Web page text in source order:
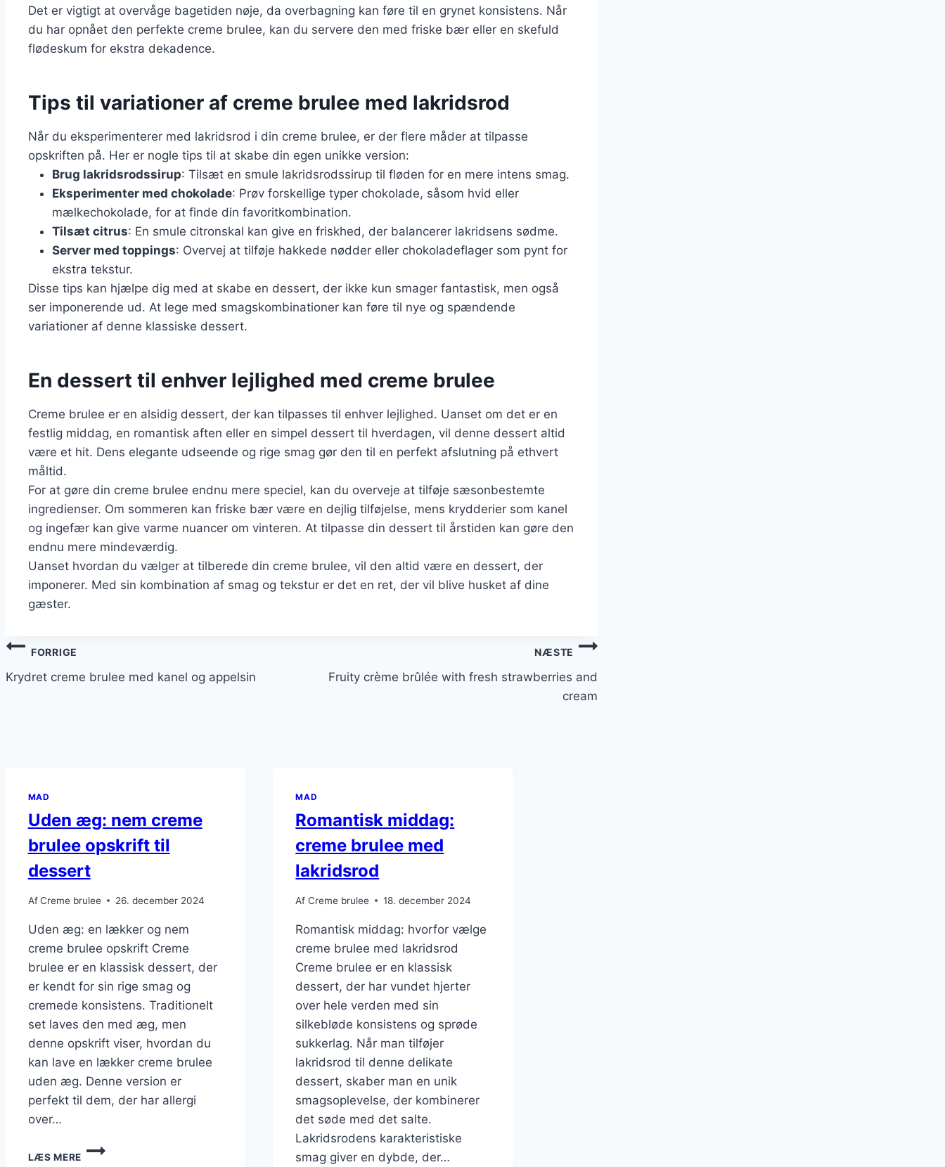
Det er vigtigt at overvåge bagetiden nøje, da overbagning kan føre til en grynet konsistens. Når
du har opnået den perfekte creme brulee, kan du servere den med friske bær eller en skefuld
flødeskum for ekstra dekadence.
Tips til variationer af creme brulee med lakridsrod
Når du eksperimenterer med lakridsrod i din creme brulee, er der flere måder at tilpasse
opskriften på. Her er nogle tips til at skabe din egen unikke version:
Brug lakridsrodssirup: Tilsæt en smule lakridsrodssirup til fløden for en mere intens smag.
Eksperimenter med chokolade: Prøv forskellige typer chokolade, såsom hvid eller
mælkechokolade, for at finde din favoritkombination.
Tilsæt citrus: En smule citronskal kan give en friskhed, der balancerer lakridsens sødme.
Server med toppings: Overvej at tilføje hakkede nødder eller chokoladeflager som pynt for
ekstra tekstur.
Disse tips kan hjælpe dig med at skabe en dessert, der ikke kun smager fantastisk, men også
ser imponerende ud. At lege med smagskombinationer kan føre til nye og spændende
variationer af denne klassiske dessert.
En dessert til enhver lejlighed med creme brulee
Creme brulee er en alsidig dessert, der kan tilpasses til enhver lejlighed. Uanset om det er en
festlig middag, en romantisk aften eller en simpel dessert til hverdagen, vil denne dessert altid
være et hit. Dens elegante udseende og rige smag gør den til en perfekt afslutning på ethvert
måltid.
For at gøre din creme brulee endnu mere speciel, kan du overveje at tilføje sæsonbestemte
ingredienser. Om sommeren kan friske bær være en dejlig tilføjelse, mens krydderier som kanel
og ingefær kan give varme nuancer om vinteren. At tilpasse din dessert til årstiden kan gøre den
endnu mere mindeværdig.
Uanset hvordan du vælger at tilberede din creme brulee, vil den altid være en dessert, der
imponerer. Med sin kombination af smag og tekstur er det en ret, der vil blive husket af dine
gæster.
Indlægsnavigation
FORRIGE
Krydret creme brulee med kanel og appelsin
NÆSTE
Fruity crème brûlée with fresh strawberries and
cream
MAD
Uden æg: nem creme
brulee opskrift til
dessert
Af Creme brulee 26. december 2024
Uden æg: en lækker og nem
creme brulee opskrift Creme
brulee er en klassisk dessert, der
er kendt for sin rige smag og
cremede konsistens. Traditionelt
set laves den med æg, men
denne opskrift viser, hvordan du
kan lave en lækker creme brulee
uden æg. Denne version er
perfekt til dem, der har allergi
over…
LÆS MERE
UDEN
MAD
Romantisk middag:
creme brulee med
lakridsrod
Af Creme brulee 18. december 2024
Romantisk middag: hvorfor vælge
creme brulee med lakridsrod
Creme brulee er en klassisk
dessert, der har vundet hjerter
over hele verden med sin
silkebløde konsistens og sprøde
sukkerlag. Når man tilføjer
lakridsrod til denne delikate
dessert, skaber man en unik
smagsoplevelse, der kombinerer
det søde med det salte.
Lakridsrodens karakteristiske
smag giver en dybde, der…